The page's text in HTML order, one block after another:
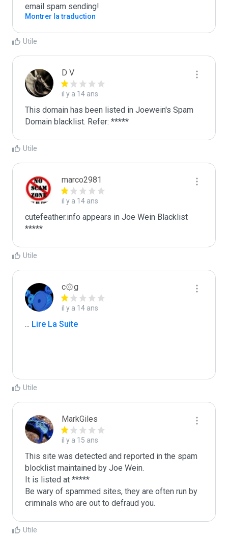
email spam sending!
Montrer la traduction
Utile
D V
il y a 14 ans
This domain has been listed in Joewein's Spam
Domain blacklist. Refer: *****
Utile
marco2981
il y a 14 ans
cutefeather.info appears in Joe Wein Blacklist
*****
Utile
c۞g
il y a 14 ans
... Lire La Suite
Utile
MarkGiles
il y a 15 ans
This site was detected and reported in the spam
blocklist maintained by Joe Wein.
It is listed at *****
Be wary of spammed sites, they are often run by
criminals who are out to defraud you.
Utile